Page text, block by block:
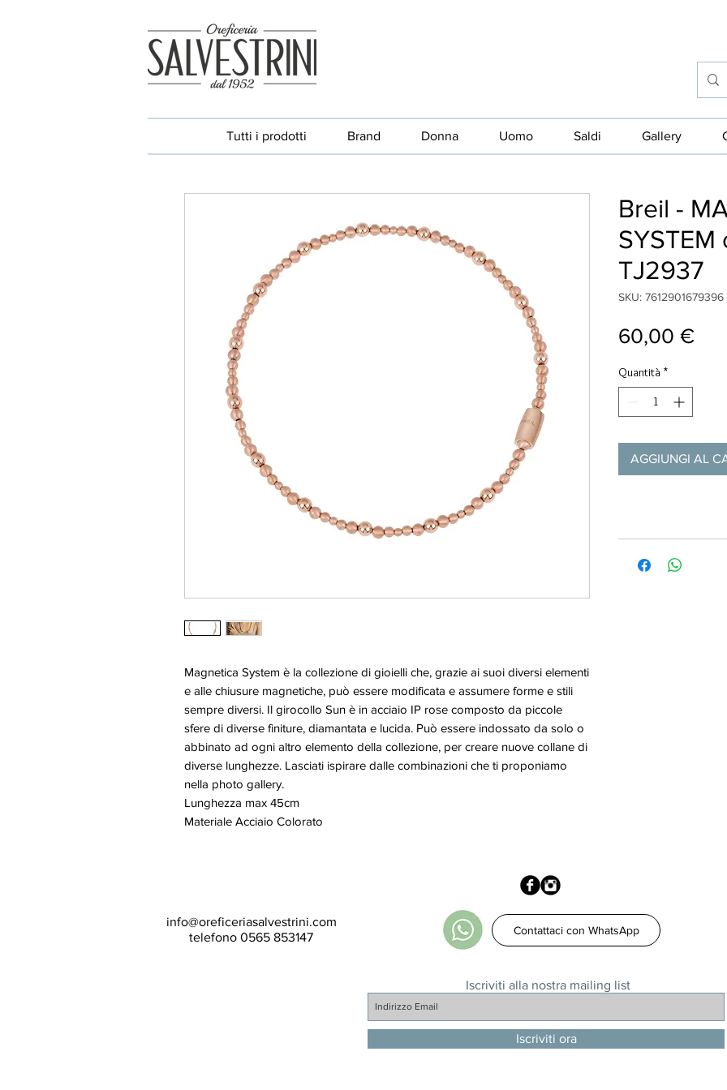
Tutti i prodotti Brand Donna Uomo Saldi Gallery
Magnetica System è la collezione di gioielli che, grazie ai suoi diversi elementi
e alle chiusure magnetiche, può essere modificata e assumere forme e stili
sempre diversi. Il girocollo Sun è in acciaio IP rose composto da piccole
sfere di diverse finiture, diamantata e lucida. Può essere indossato da solo o
abbinato ad ogni altro elemento della collezione, per creare nuove collane di
diverse lunghezze. Lasciati ispirare dalle combinazioni che ti proponiamo
nella photo gallery.
Lunghezza max 45cm
Materiale Acciaio Colorato
Breil -
TJ2937
SKU: 7612901679396
60,00 €
Quantità *
AGGIUNGI AL
Iscriviti alla nostra mailing list
Iscriviti ora
Contattaci con WhatsApp
info@oreficeriasalvestrini.com
telefono 0565 853147